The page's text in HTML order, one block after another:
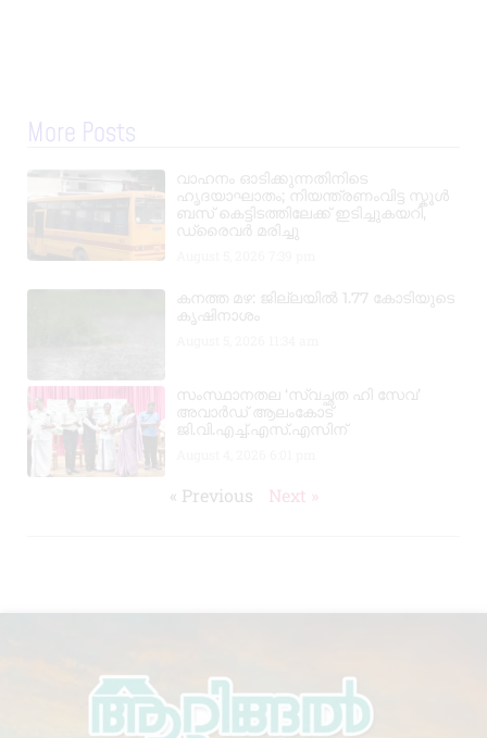
More Posts
വാഹനം ഓടിക്കുന്നതിനിടെ
ഹൃദയാഘാതം; നിയന്ത്രണംവിട്ട സ്കൂൾ
ബസ് കെട്ടിടത്തിലേക്ക് ഇടിച്ചുകയറി,
ഡ്രൈവർ മരിച്ചു
കനത്ത മഴ: ജില്ലയിൽ 1.77 കോടിയുടെ
കൃഷിനാശം
സംസ്ഥാനതല ‘സ്വച്ഛത ഹി സേവ’
അവാർഡ് ആലംകോട്
ജി.വി.എച്ച്.എസ്.എസിന്
« Previous Next »